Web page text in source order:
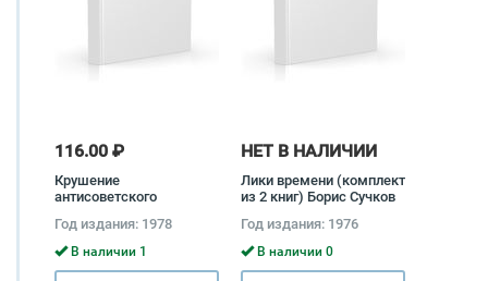
116.00 ₽
Крушение
антисоветского
(комплект из 2 книг)
Давид Голинков
Год издания: 1978
В наличии 1
НЕТ В НАЛИЧИИ
Лики времени (комплект
из 2 книг) Борис Сучков
Год издания: 1976
В наличии 0